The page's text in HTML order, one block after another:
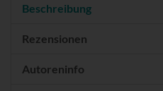
Beschreibung
Rezensionen
Autoreninfo